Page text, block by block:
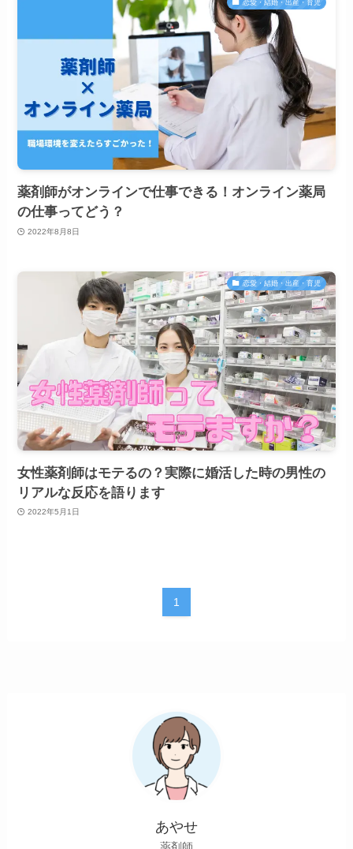
恋愛・結婚・出産・育児
薬剤師がオンラインで仕事できる！オンライン薬局
の仕事ってどう？
2022年8月8日
恋愛・結婚・出産・育児
女性薬剤師はモテるの？実際に婚活した時の男性の
リアルな反応を語ります
2022年5月1日
1
あやせ
薬剤師